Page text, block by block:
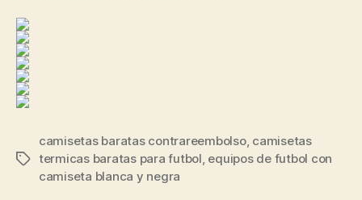
Etiquetas
camisetas baratas contrareembolso, camisetas
termicas baratas para futbol, equipos de futbol con
camiseta blanca y negra